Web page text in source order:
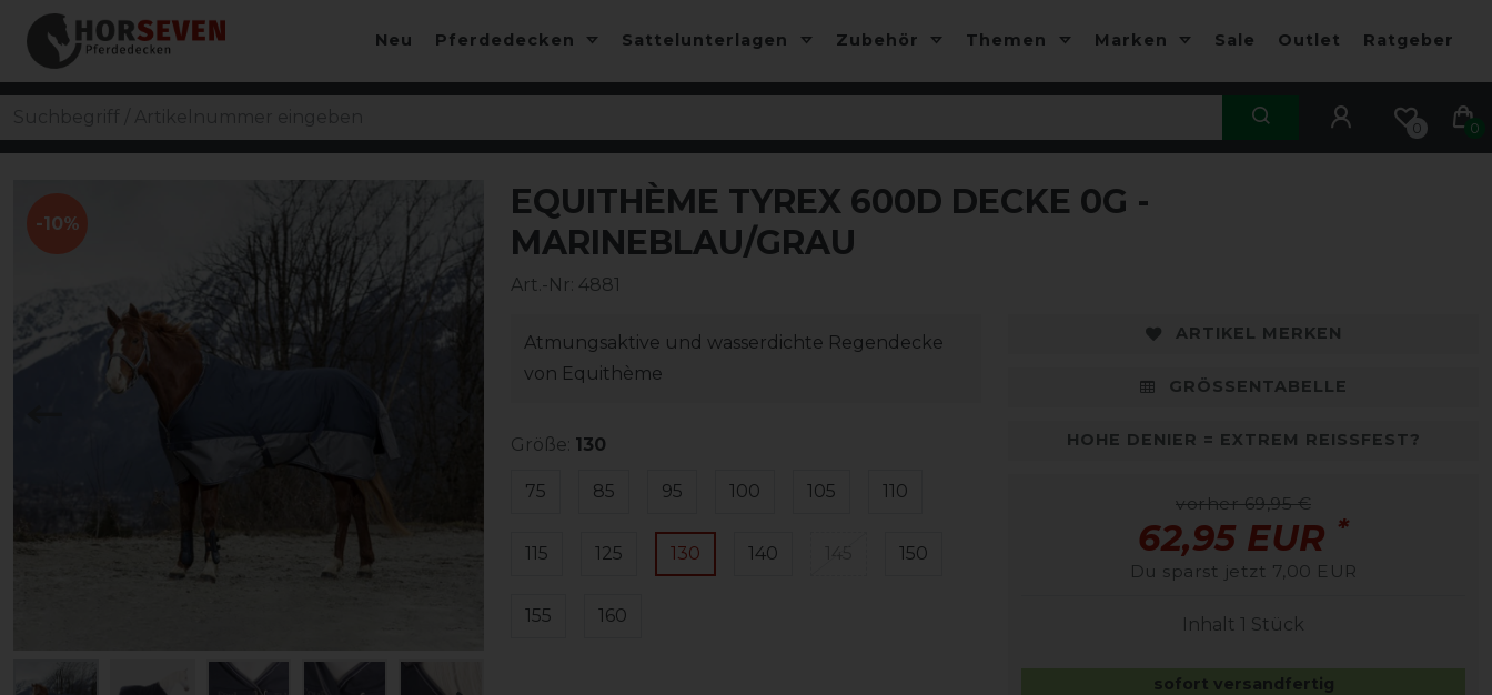
Neu Pferdedecken Sattelunterlagen Zubehör Themen Marken Sale Outlet Ratgeber
0 0
-10% -10%
EQUITHÈME TYREX 600D DECKE 0G -
MARINEBLAU/GRAU
Art.-Nr: 4881
Atmungsaktive und wasserdichte Regendecke
von Equithème
Größe: 130
75 85 95 100 105 110
115 125 130 140 150
155 160
ARTIKEL MERKEN
GRÖSSENTABELLE
HOHE DENIER = EXTREM REISSFEST?
vorher 69,95 €
62,95 EUR *
Du sparst jetzt 7,00 EUR
Inhalt 1 Stück
sofort versandfertig